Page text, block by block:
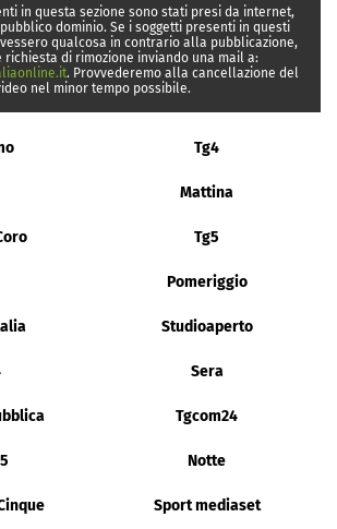
in questa sezione sono stati presi da internet,
dominio. Se i soggetti presenti in questi
qualcosa in contrario alla pubblicazione,
richiesta di rimozione inviando una mail a:
. Provvederemo alla cancellazione del
nel minor tempo possibile.
Tg4
Mattina
Tg5
Pomeriggio
Studioaperto
Sera
Tgcom24
Notte
Sport mediaset